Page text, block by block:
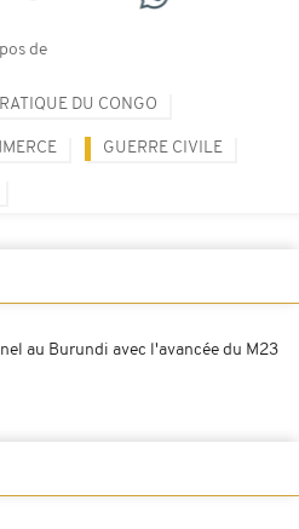
de
DU CONGO
GUERRE CIVILE
au Burundi avec l'avancée du M23